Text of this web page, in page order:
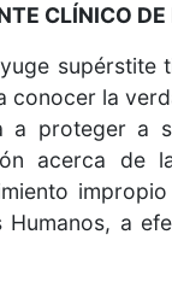
CLÍNICO
supérstite
conocer la
a proteger a
acerca de
Humanos, a